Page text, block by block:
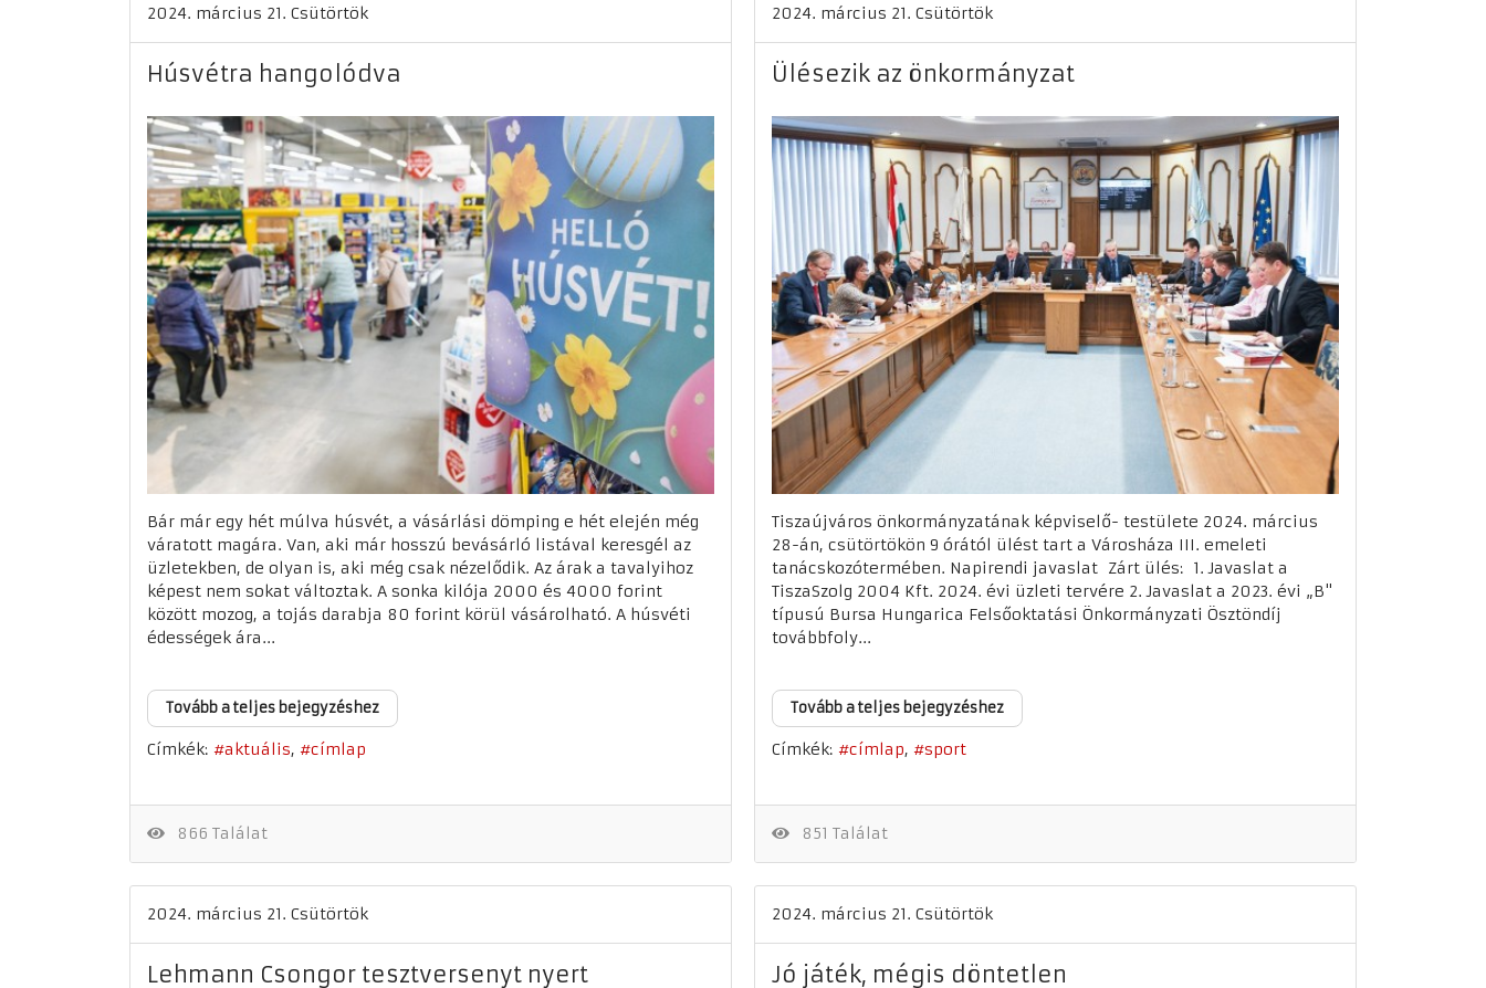
2024. március 21. Csütörtök
Húsvétra hangolódva
Bár már egy hét múlva húsvét, a vásárlási dömping e hét elején még
váratott magára. Van, aki már hosszú bevásárló listával keresgél az
üzletekben, de olyan is, aki még csak nézelődik. Az árak a tavalyihoz
képest nem sokat változtak. A sonka kilója 2000 és 4000 forint
között mozog, a tojás darabja 80 forint körül vásárolható. A húsvéti
édességek ára...
Tovább a teljes bejegyzéshez
Címkék: aktuális címlap
866 Találat
2024. március 21. Csütörtök
Ülésezik az önkormányzat
Tiszaújváros önkormányzatának képviselő- testülete 2024. március
28-án, csütörtökön 9 órától ülést tart a Városháza III. emeleti
tanácskozótermében. Napirendi javaslat Zárt ülés: 1. Javaslat a
TiszaSzolg 2004 Kft. 2024. évi üzleti tervére 2. Javaslat a 2023. évi „B"
típusú Bursa Hungarica Felsőoktatási Önkormányzati Ösztöndíj
továbbfoly...
Tovább a teljes bejegyzéshez
Címkék: címlap sport
851 Találat
2024. március 21. Csütörtök
Lehmann Csongor tesztversenyt nyert
2024. március 21. Csütörtök
Jó játék, mégis döntetlen